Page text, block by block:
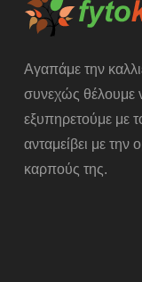
Αγαπάμε την
συνεχώς θέλουμε
εξυπηρετούμε με
ανταμείβει με την
καρπούς της.